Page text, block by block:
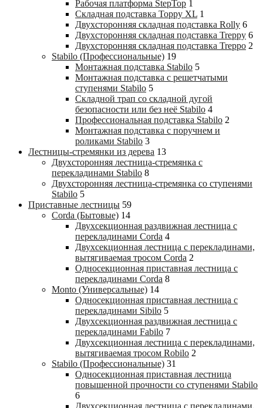
Рабочая платформа StepTop 1
Складная подставка Toppy XL 1
Двухсторонняя складная подставка Rolly 6
Двухсторонняя складная подставка Treppy 6
Двухсторонняя складная подставка Treppo 2
Stabilo (Профессиональные) 19
Монтажная подставка Stabilo 5
Монтажная подставка с решетчатыми
ступенями Stabilo 5
Складной трап со складной дугой
безопасности или без неё Stabilo 4
Профессиональная подставка Stabilo 2
Монтажная подставка с поручнем и
роликами Stabilo 3
Лестницы-стремянки из дерева 13
Двухсторонняя лестница-стремянка с
перекладинами Stabilo 8
Двухсторонняя лестница-стремянка со ступенями
Stabilo 5
Приставные лестницы 59
Corda (Бытовые) 14
Двухсекционная раздвижная лестница с
перекладинами Corda 4
Двухсекционная лестница с перекладинами,
вытягиваемая тросом Corda 2
Односекционная приставная лестница с
перекладинами Corda 8
Monto (Универсальные) 14
Односекционная приставная лестница с
перекладинами Sibilo 5
Двухсекционная раздвижная лестница с
перекладинами Fabilo 7
Двухсекционная лестница с перекладинами,
вытягиваемая тросом Robilo 2
Stabilo (Профессиональные) 31
Односекционная приставная лестница
повышенной прочности со ступенями Stabilo
6
Двухсекционная лестница с перекладинами,